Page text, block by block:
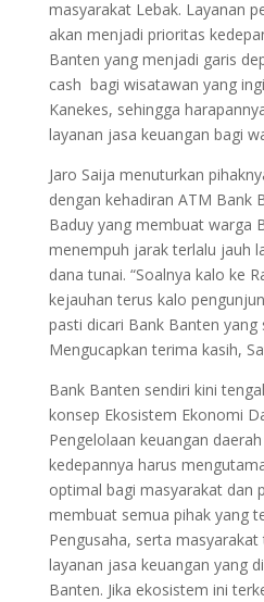
masyarakat Lebak. Layanan
akan menjadi prioritas
Banten yang menjadi garis
cash bagi wisatawan yang
Kanekes, sehingga
layanan jasa keuangan bagi
Jaro Saija menuturkan
dengan kehadiran ATM Bank
Baduy yang membuat warga
menempuh jarak terlalu jauh
dana tunai. “Soalnya kalo ke
kejauhan terus kalo
pasti dicari Bank Banten yang
Mengucapkan terima kasih,
Bank Banten sendiri kini
konsep Ekosistem Ekonomi
Pengelolaan keuangan
kedepannya harus
optimal bagi masyarakat dan
membuat semua pihak yang
Pengusaha, serta
layanan jasa keuangan yang
Banten. Jika ekosistem ini